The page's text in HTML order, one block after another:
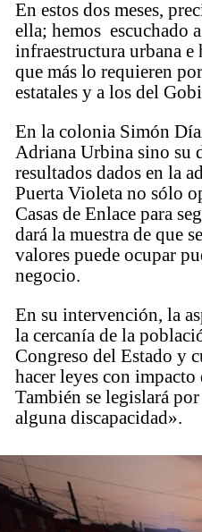
En estos dos meses,
ella; hemos escuchado
infraestructura urbana e
que más lo requieren
estatales y a los del
En la colonia Simón
Adriana Urbina sino su
resultados dados en la
Puerta Violeta no sólo
Casas de Enlace para
dará la muestra de que
valores puede ocupar
negocio.
En su intervención, la
la cercanía de la
Congreso del Estado y
hacer leyes con
También se legislará
alguna discapacidad».